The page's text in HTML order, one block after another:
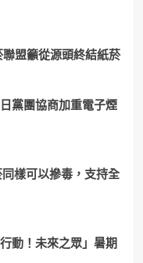
盟籲從源頭終結紙菸
黨團協商加重電子煙
樣可以摻毒，支持全
動！未來之眾」暑期